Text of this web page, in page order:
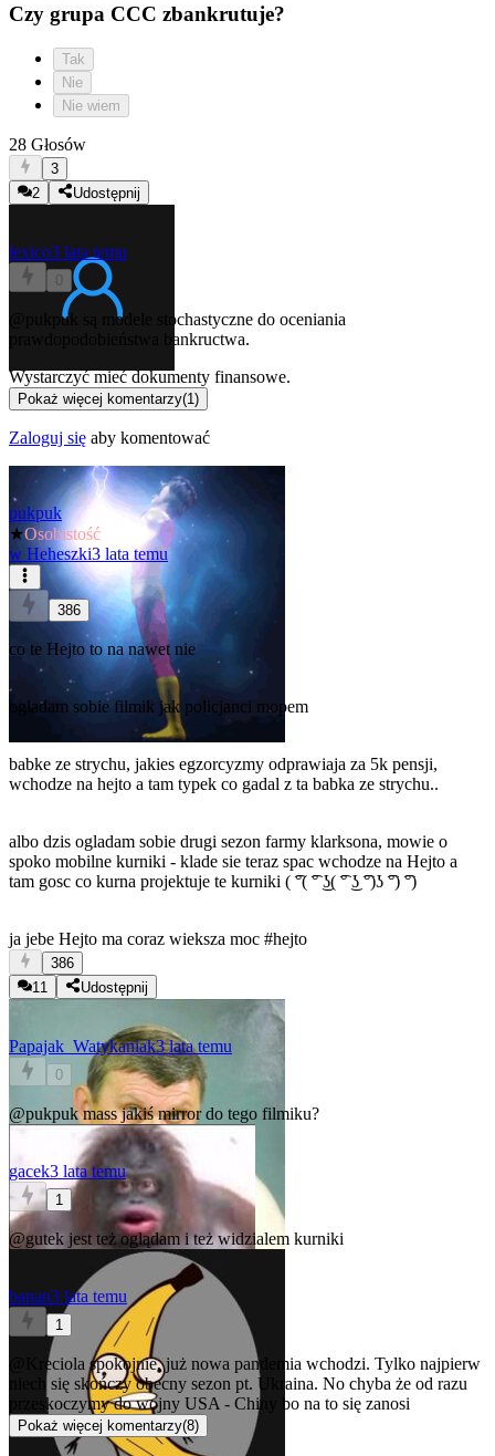
Czy grupa CCC zbankrutuje?
Tak
Nie
Nie wiem
28 Głosów
3
2
Udostępnij
lexico3 lata temu
0
@pukpuk
są modele stochastyczne do oceniania
prawdopodobieństwa bankructwa.
Wystarczyć mieć dokumenty finansowe.
Pokaż więcej komentarzy(1)
Zaloguj się aby komentować
pukpuk
★Osobistość
w Heheszki3 lata temu
386
co te Hejto to na nawet nie
ogladam sobie filmik jak policjanci mopem
babke ze strychu, jakies egzorcyzmy odprawiaja za 5k pensji,
wchodze na hejto a tam typek co gadal z ta babka ze strychu..
albo dzis ogladam sobie drugi sezon farmy klarksona, mowie o
spoko mobilne kurniki - klade sie teraz spac wchodze na Hejto a
tam gosc co kurna projektuje te kurniki ( ͡°( ͡° ͜ʖ( ͡° ͜ʖ ͡°)ʖ ͡°) ͡°)
ja jebe Hejto ma coraz wieksza moc #hejto
386
11
Udostępnij
Papajak_Watykaniak3 lata temu
0
@pukpukmass jakiś mirror do tego filmiku?
gacek3 lata temu
1
@gutek jest też oglądam i też widzialem kurniki
banan3 lata temu
1
@Kreciola spokojnie, już nowa pandemia wchodzi. Tylko najpierw
niech się skończy obecny sezon pt. Ukraina. No chyba że od razu
przeskoczymy do wojny USA - Chiny bo na to się zanosi
Pokaż więcej komentarzy(8)